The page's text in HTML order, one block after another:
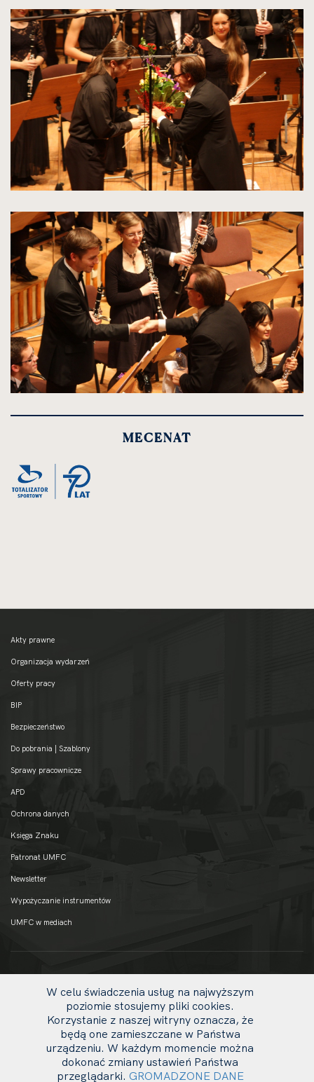
spowoduje
powiększenie
zdjęcia
do
rozmiarów
oryginalnych
spowoduje
powiększenie
zdjęcia
rozmiarów
oryginalnych
spowoduje
rozmiarów
oryginalnych
MECENAT
Akty prawne
Organizacja wydarzeń
Oferty pracy
BIP
Bezpieczeństwo
Do pobrania | Szablony
Sprawy pracownicze
APD
Ochrona danych
Księga Znaku
Patronat UMFC
Newsletter
Wypożyczanie instrumentów
UMFC w mediach
© 2020 UMFC
W celu świadczenia usług na najwyższym
poziomie stosujemy pliki cookies.
Korzystanie z naszej witryny oznacza, że
będą one zamieszczane w Państwa
urządzeniu. W każdym momencie można
dokonać zmiany ustawień Państwa
przeglądarki. GROMADZONE DANE